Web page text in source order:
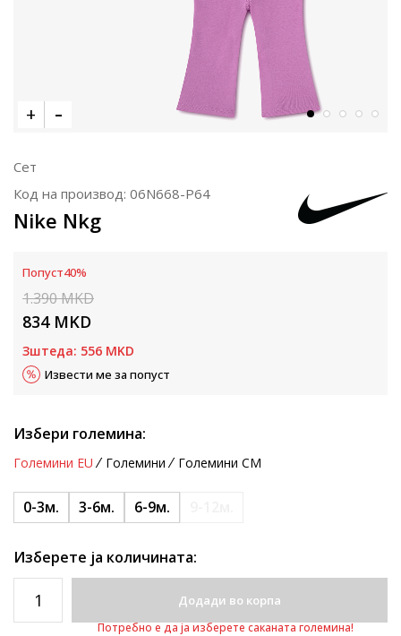
Сет
Код на производ: 06N668-P64
Nike Nkg
Попуст40%
1.390MKD
834 MKD
Зштеда: 556 MKD
Извести ме за попуст
Избери големина:
Големини EU Големини Големини CM
0-3м. 3-6м. 6-9м.
Изберете ја количината:
Додади во корпа
Потребно е да ја изберете саканата големина!